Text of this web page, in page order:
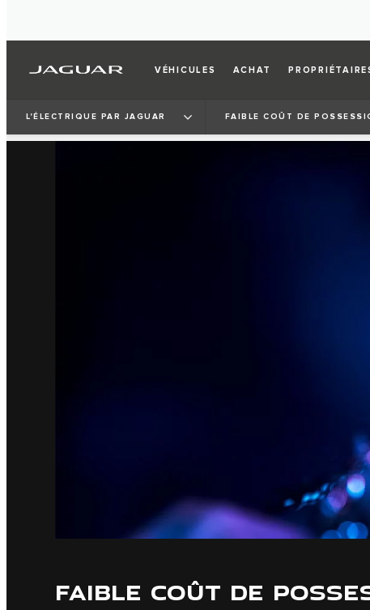
VÉHICULES ACHAT
L'ÉLECTRIQUE PAR JAGUAR FAIBLE COÛT DE
FAIBLE COÛT DE